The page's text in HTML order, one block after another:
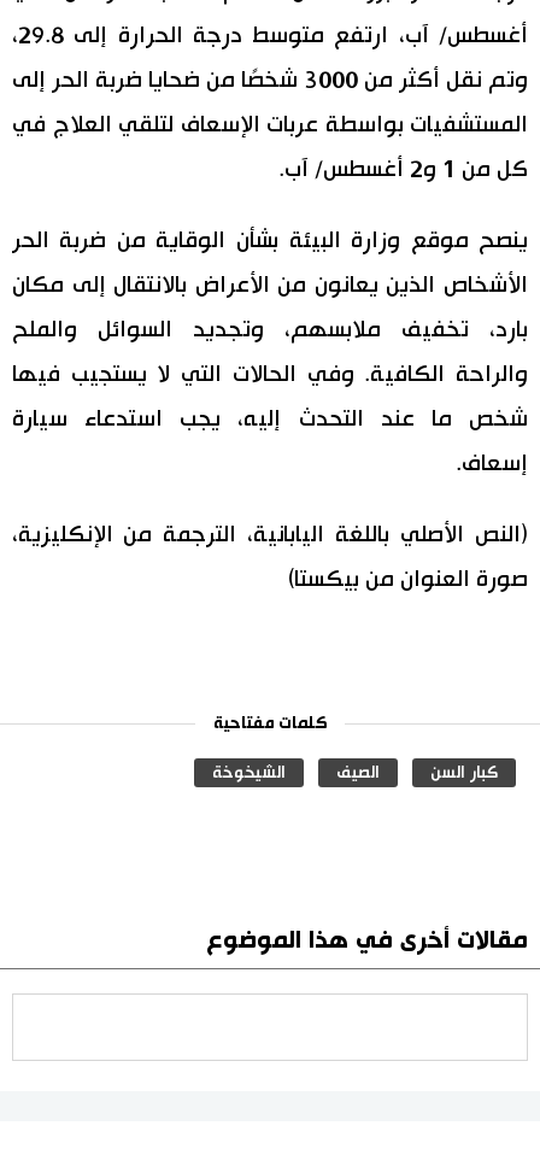
أغسطس/ آب، ارتفع متوسط درجة الحرارة إلى 29.8،
وتم نقل أكثر من 3000 شخصًا من ضحايا ضربة الحر إلى
المستشفيات بواسطة عربات الإسعاف لتلقي العلاج في
كل من 1 و2 أغسطس/ آب.
ينصح موقع وزارة البيئة بشأن الوقاية من ضربة الحر
الأشخاص الذين يعانون من الأعراض بالانتقال إلى مكان
بارد، تخفيف ملابسهم، وتجديد السوائل والملح
والراحة الكافية. وفي الحالات التي لا يستجيب فيها
شخص ما عند التحدث إليه، يجب استدعاء سيارة
إسعاف.
(النص الأصلي باللغة اليابانية، الترجمة من الإنكليزية،
صورة العنوان من بيكستا)
كلمات مفتاحية
كبار السن الصيف الشيخوخة
مقالات أخرى في هذا الموضوع